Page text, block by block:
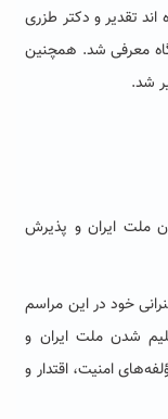
اند تقدیر و دکتر طزری
معرفی شد. همچنین
شد.
ملت ایران و پذیرش
خود در این مراسم
شدن ملت ایران و
امنیت، اقتدار و